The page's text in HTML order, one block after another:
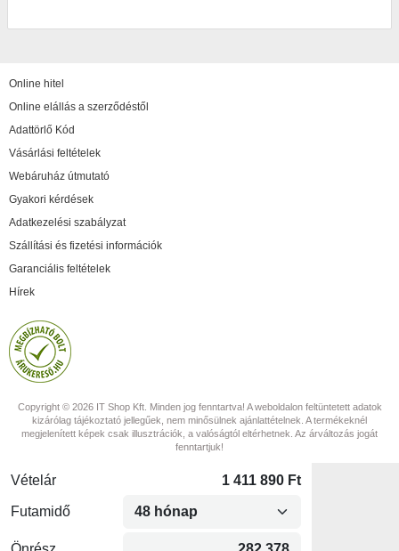
Online hitel
Online elállás a szerződéstől
Adattörlő Kód
Vásárlási feltételek
Webáruház útmutató
Gyakori kérdések
Adatkezelési szabályzat
Szállítási és fizetési információk
Garanciális feltételek
Hírek
Copyright © 2026 IT Shop Kft. Minden jog fenntartva! A weboldalon feltüntetett adatok
kizárólag tájékoztató jellegűek, nem minősülnek ajánlattételnek. A termékeknél
megjelenített képek csak illusztrációk, a valóságtól eltérhetnek. Az árváltozás jogát
fenntartjuk!